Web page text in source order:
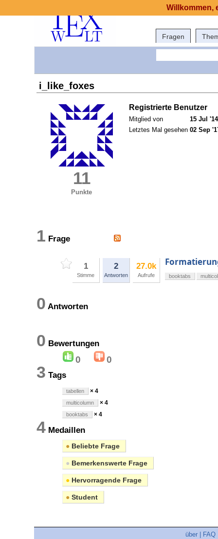
Fragen
i_like_foxes
11
Punkte
Registrierte Benutzer
Mitglied von
15 Jul
Letztes Mal gesehen 02 Sep
1 Frage
1
Stimme
2
Antworten
27.0k
Aufrufe booktabs
0 Antworten
0 Bewertungen
0 0
3 Tags
tabellen × 4
multicolumn × 4
booktabs × 4
4 Medaillen
● Beliebte Frage
● Bemerkenswerte Frage
● Hervorragende Frage
● Student
über FAQ
Willkommen,